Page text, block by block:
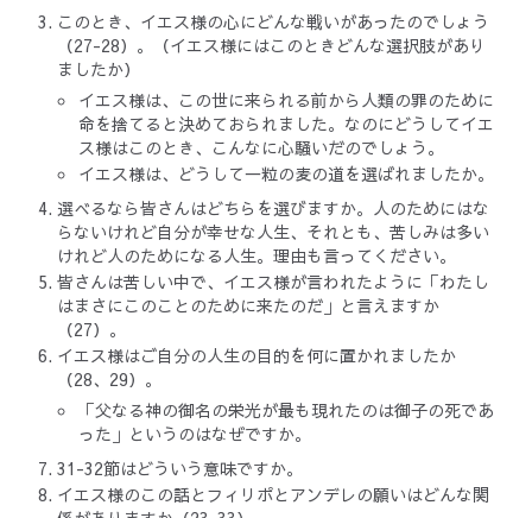
このとき、イエス様の心にどんな戦いがあったのでしょう
（27-28）。（イエス様にはこのときどんな選択肢があり
ましたか）
イエス様は、この世に来られる前から人類の罪のために
命を捨てると決めておられました。なのにどうしてイエ
ス様はこのとき、こんなに心騒いだのでしょう。
イエス様は、どうして一粒の麦の道を選ばれましたか。
選べるなら皆さんはどちらを選びますか。人のためにはな
らないけれど自分が幸せな人生、それとも、苦しみは多い
けれど人のためになる人生。理由も言ってください。
皆さんは苦しい中で、イエス様が言われたように「わたし
はまさにこのことのために来たのだ」と言えますか
（27）。
イエス様はご自分の人生の目的を何に置かれましたか
（28、29）。
「父なる神の御名の栄光が最も現れたのは御子の死であ
った」というのはなぜですか。
31-32節はどういう意味ですか。
イエス様のこの話とフィリポとアンデレの願いはどんな関